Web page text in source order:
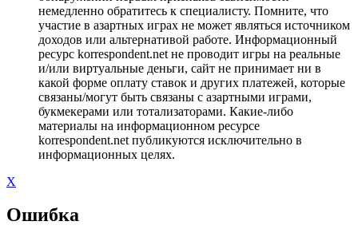
немедленно обратитесь к специалисту. Помните, что
участие в азартных играх не может являться источником
доходов или альтернативой работе. Информационный
ресурс korrespondent.net не проводит игры на реальные
и/или виртуальные деньги, сайт не принимает ни в
какой форме оплату ставок и других платежей, которые
связаны/могут быть связаны с азартными играми,
букмекерами или тотализаторами. Какие-либо
материалы на информационном ресурсе
korrespondent.net публикуются исключительно в
информационных целях.
X
Ошибка